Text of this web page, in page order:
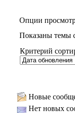
Опции
Показаны темы
Критерий
Новые
Нет новых